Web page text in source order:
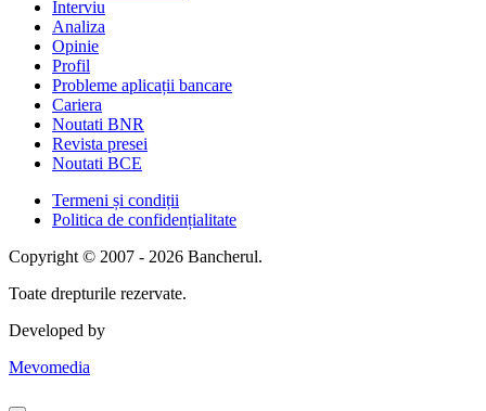
Interviu
Analiza
Opinie
Profil
Probleme aplicații bancare
Cariera
Noutati BNR
Revista presei
Noutati BCE
Termeni și condiții
Politica de confidențialitate
Copyright © 2007 - 2026 Bancherul.
Toate drepturile rezervate.
Developed by
Mevomedia